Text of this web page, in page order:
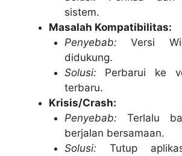
sistem.
Masalah Kompatibilitas:
Penyebab: Versi
didukung.
Solusi: Perbarui ke
terbaru.
Krisis/Crash:
Penyebab: Terlalu
berjalan bersamaan.
Solusi: Tutup